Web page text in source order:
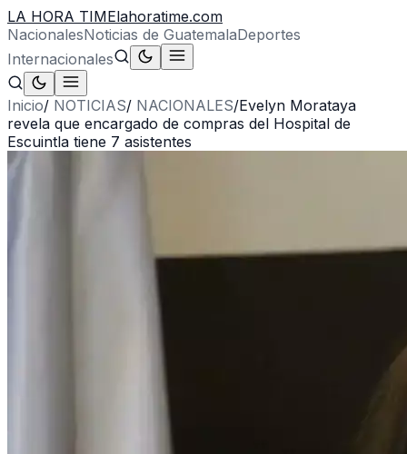
LA HORA TIMElahoratime.com
NacionalesNoticias de GuatemalaDeportes
Internacionales
Inicio/ NOTICIAS/ NACIONALES/Evelyn Morataya
revela que encargado de compras del Hospital de
Escuintla tiene 7 asistentes